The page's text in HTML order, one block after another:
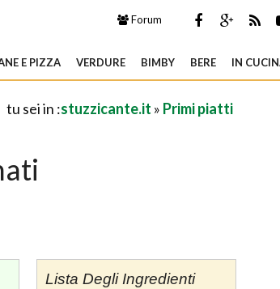
Forum
E PIZZA VERDURE BIMBY BERE IN
tu sei in :stuzzicante.it » Primi piatti
Lista Degli Ingredienti